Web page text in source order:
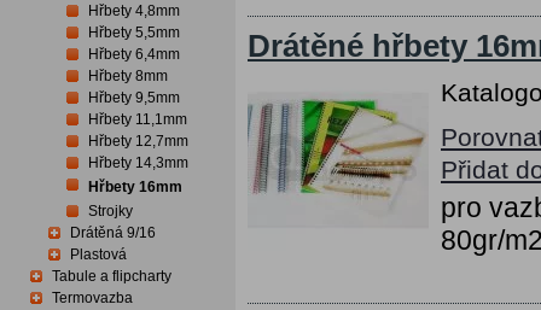
Hřbety 4,8mm
Hřbety 5,5mm
Hřbety 6,4mm
Hřbety 8mm
Hřbety 9,5mm
Hřbety 11,1mm
Hřbety 12,7mm
Hřbety 14,3mm
Hřbety 16mm
Strojky
Drátěná 9/16
Plastová
Tabule a flipcharty
Termovazba
Drátěné hřbety
Přidat
pro
80gr/